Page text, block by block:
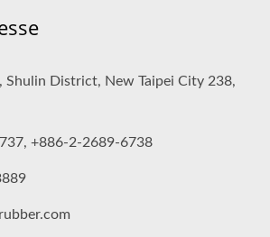
Shulin District, New Taipei City 238,
+886-2-2689-6738